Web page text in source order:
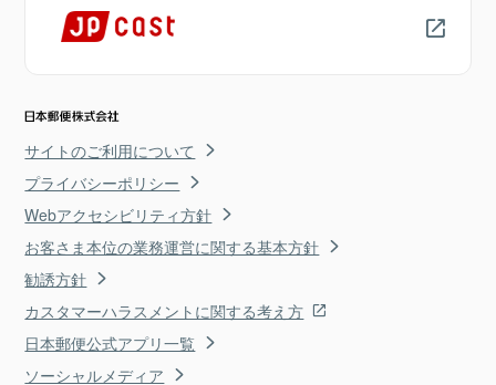
サイトのご利用について
プライバシーポリシー
Webアクセシビリティ方針
お客さま本位の業務運営に関する基本方針
勧誘方針
カスタマーハラスメントに関する考え方
日本郵便公式アプリ一覧
ソーシャルメディア